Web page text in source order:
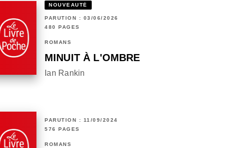
NOUVEAUTÉ
PARUTION : 03/06/2026
480 PAGES
ROMANS
MINUIT À L'OMBRE
Ian Rankin
PARUTION : 11/09/2024
576 PAGES
ROMANS